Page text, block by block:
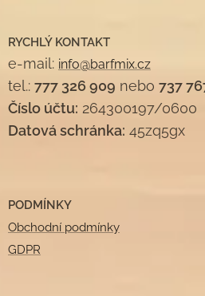
RYCHLÝ KONTAKT
e-mail: info@barfmix.cz
tel.: 777 326 909 nebo 737
Číslo účtu: 264300197/0600
Datová schránka: 45zq5gx
PODMÍNKY
Obchodní podmínky
GDPR